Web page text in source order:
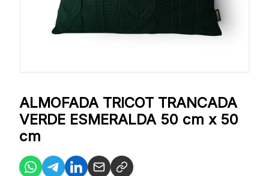
ALMOFADA TRICOT TRANCADA
VERDE ESMERALDA 50 cm x 50
cm